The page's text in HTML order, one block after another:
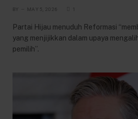
BY MAY 5, 2026
Partai Hijau menuduh Reformasi
yang menjijikkan dalam upaya
pemilih”.